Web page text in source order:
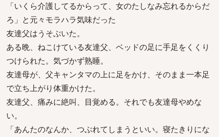
「いくら介護してるからって、女のたしなみ忘れるからだ
ろ」と元々モラハラ気味だった
友達父はうそぶいた。
ある晩、ねこけている友達父、ベッドの足に手足をくくり
つけられた。気づかず熟睡。
友達母が、父キャンタマの上に足をかけ、そのまま一本足
で立ち上がり体重かけた。
友達父、痛みに絶叫、目覚める。それでも友達母やめな
い。
「あんたのなんか、つぶれてしまうといい。寝たきりにな